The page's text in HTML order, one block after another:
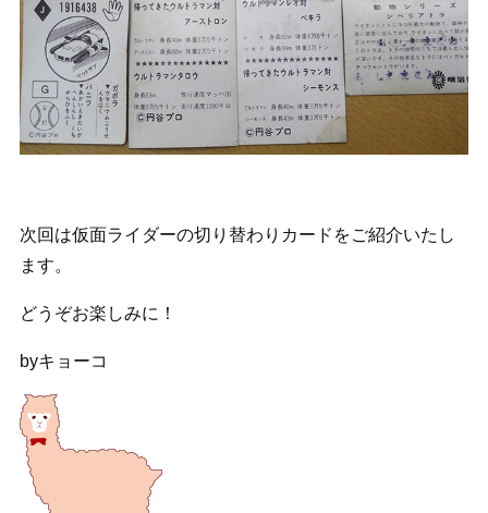
次回は仮面ライダーの切り替わりカードをご紹介いたし
ます。
どうぞお楽しみに！
byキョーコ